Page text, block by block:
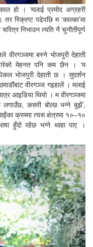
हो । ‘मलाई प्रमोद अग्रहरी
स्क्रिप्ट पढेपछि म ‘काल्का’मा
निभाउन त्यति नै चुनौतीपूर्ण
बस्ने भोजपुरी देहाती
मेहनत पनि कम छैन । ‘म
भोजपुरी देहाती छ । सुदर्शन
वीरगञ्ज गइहालें । मलाई
आइडिया थियो । म वीरगञ्जमा
कसरी बोल्छ भन्ने बुझें’,
क्रममा त्यस क्षेत्रमा १०–१०
हुँदो रहेछ भन्ने थाहा पाए ।